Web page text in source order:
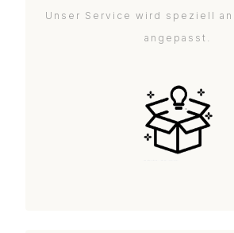
Unser Service wird speziell
angepasst.